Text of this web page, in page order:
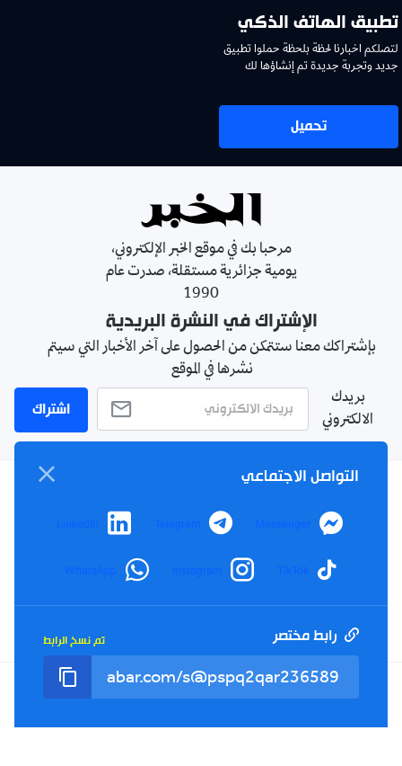
تطبيق الهاتف الذكي
لتصلكم اخبارنا لحظة بلحظة حملوا تطبيق
جديد وتجربة جديدة تم إنشاؤها لك
تحميل
مرحبا بك في موقع الخبر الإلكتروني،
يومية جزائرية مستقلة، صدرت عام
1990
الإشتراك في النشرة البريدية
بإشتراكك معنا ستتمكن من الحصول على آخر الأخبار التي سيتم
نشرها في الموقع
بريدك
الالكتروني
اشتراك
الأحكام والشروط
اتصل بنا
التواصل الاجتماعي
Messenger
Telegram
LinkedIn
TikTok
Instagram
WhatsApp
رابط مختصر تم نسخ الرابط